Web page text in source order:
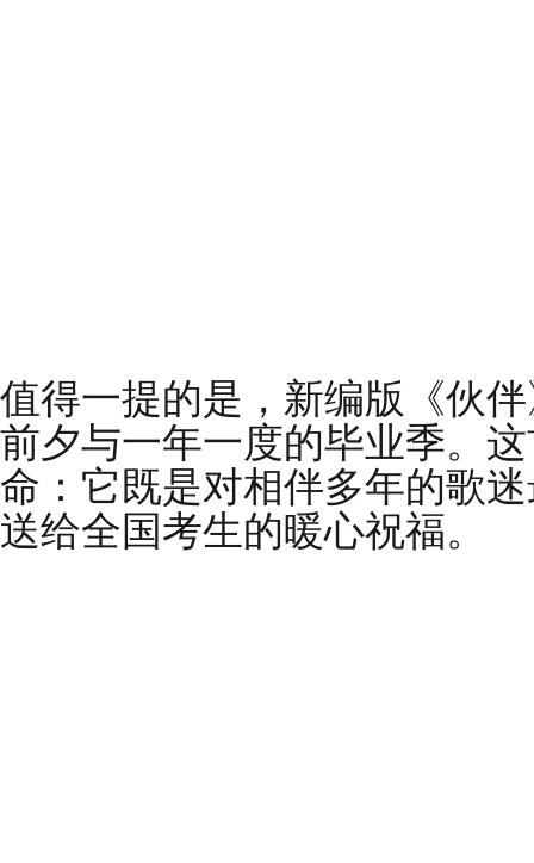
值得一提的是，新编版《伙
前夕与一年一度的毕业季。
命：它既是对相伴多年的歌
送给全国考生的暖心祝福。